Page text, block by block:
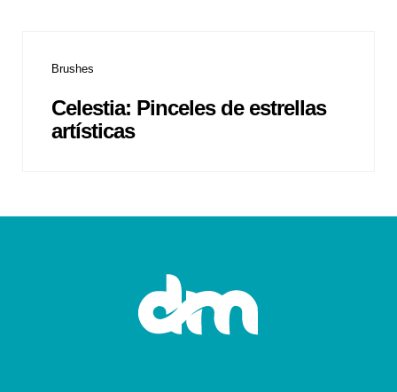
Brushes
Celestia: Pinceles de estrellas
artísticas